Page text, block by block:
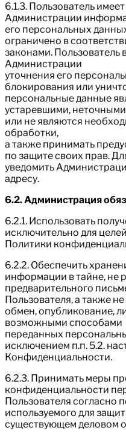
6.1.3. Пользователь
Администрации
его персональных
ограничено в
законами. Пользователь
Администрации
уточнения его
блокирования или
персональные данные
устаревшими,
или не являются
обработки,
а также принимать
по защите своих прав.
уведомить
адресу.
6.2. Администрация
6.2.1. Использовать
исключительно для
Политики
6.2.2. Обеспечить
информации в тайне, не
предварительного
Пользователя, а также
обмен, опубликование,
возможными способами
переданных
исключением п.п. 5.2.
Конфиденциальности.
6.2.3. Принимать меры
конфиденциальности
Пользователя согласно
используемого для
существующем деловом